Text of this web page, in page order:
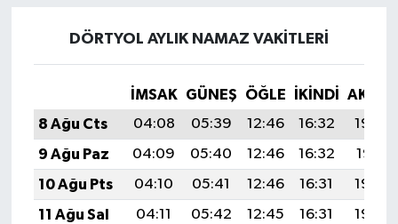
DÖRTYOL AYLIK NAMAZ VAKITLERI
İMSAK GÜNEŞ ÖĞLE İKINDI
8 Ağu Cts
04:08 05:39 12:46 16:32
19:43
9 Ağu Paz
04:09 05:40 12:46 16:32
19:41
10 Ağu Pts
04:10 05:41 12:46 16:31
19:40
11 Ağu Sal
04:11 05:42 12:45 16:31
19:39